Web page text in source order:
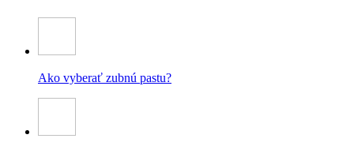
Ako vyberať zubnú pastu?